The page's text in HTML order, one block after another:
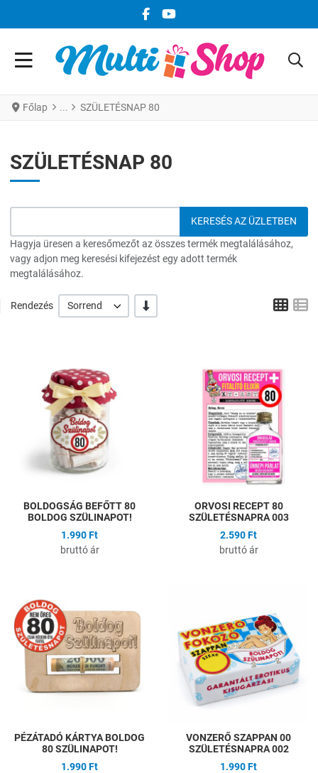
FACEBOOK KÖZÖSSÉGI LINK
YOUTUBE KÖZÖSSÉGI LINK
Főlap SZÜLETÉSNAP 80
SZÜLETÉSNAP 80
Hagyja üresen a keresőmezőt az összes termék megtalálásához,
vagy adjon meg keresési kifejezést egy adott termék
megtalálásához.
Rendezés Sorrend -/+ Grid
Összehasonlítás
BOLDOGSÁG BEFŐTT 80
BOLDOG SZÜLINAPOT!
1.990 Ft
bruttó ár
ORVOSI RECEPT 80
SZÜLETÉSNAPRA 003
2.590 Ft
bruttó ár
Összehasonlítás
Gyors nézet
PÉZÁTADÓ KÁRTYA BOLDOG
80 SZÜLINAPOT!
1.990 Ft
VONZERŐ SZAPPAN 00
SZÜLETÉSNAPRA 002
1.990 Ft